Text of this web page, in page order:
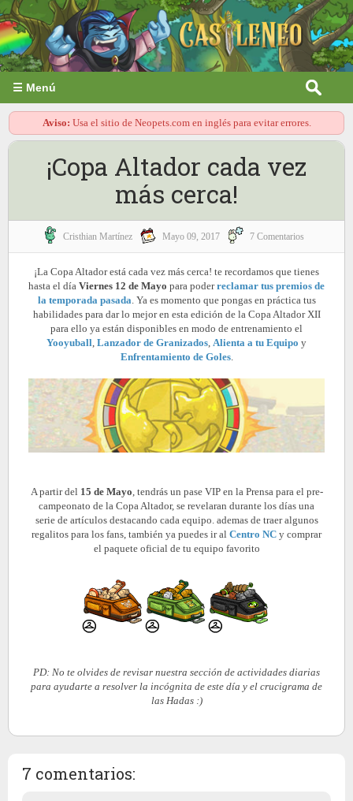
☰ Menú
Aviso: Usa el sitio de Neopets.com en inglés para evitar errores.
¡Copa Altador cada vez
más cerca!
Cristhian Martínez Mayo 09, 2017 7 Comentarios
¡La Copa Altador está cada vez más cerca! te recordamos que tienes
hasta el día Viernes 12 de Mayo para poderreclamar tus premios de
la temporada pasada . Ya es momento que pongas en práctica tus
habilidades para dar lo mejor en esta edición de la Copa Altador XII
para ello ya están disponibles en modo de entrenamiento el
Yooyuball Lanzador de Granizados Alienta a tu Equipo y
Enfrentamiento de Goles.
A partir del 15 de Mayo , tendrás un pase VIP en la Prensa para el pre-
campeonato de la Copa Altador, se revelaran durante los días una
serie de artículos destacando cada equipo. ademas de traer algunos
regalitos para los fans, también ya puedes ir al Centro NC y comprar
el paquete oficial de tu equipo favorito
PD: No te olvides de revisar nuestra sección de actividades diarias
para ayudarte a resolver la incógnita de este día y el crucigrama de
las Hadas :)
7 comentarios: